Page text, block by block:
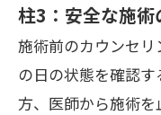
柱3：安全な施
施術前のカウンセ
の日の状態を確認
方、医師から施術